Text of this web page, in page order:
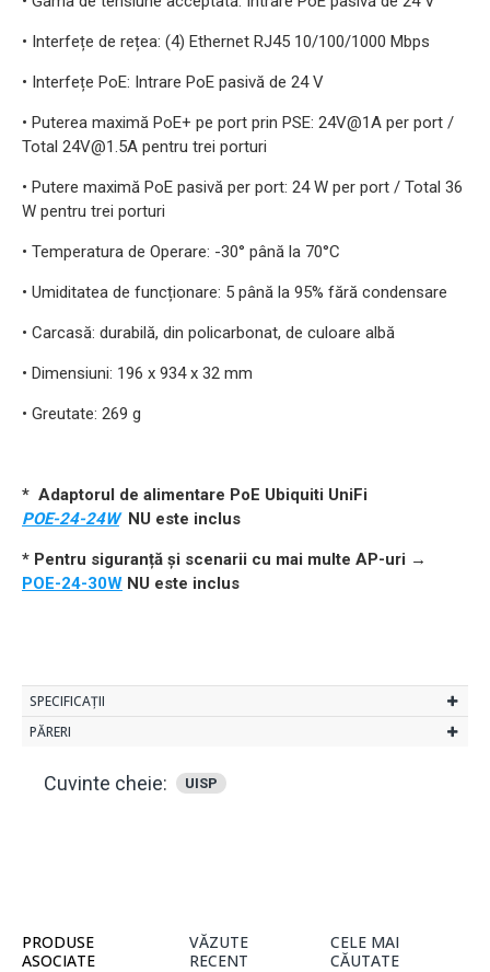
• Interfețe de rețea: (4) Ethernet RJ45 10/100/1000 Mbps
• Interfețe PoE: Intrare PoE pasivă de 24 V
• Puterea maximă PoE+ pe port prin PSE: 24V@1A per port /
Total 24V@1.5A pentru trei porturi
• Putere maximă PoE pasivă per port: 24 W per port / Total 36
W pentru trei porturi
• Temperatura de Operare: -30° până la 70°C
• Umiditatea de funcționare: 5 până la 95% fără condensare
• Carcasă: durabilă, din policarbonat, de culoare albă
• Dimensiuni: 196 x 934 x 32 mm
• Greutate: 269 g
* Adaptorul de alimentare PoE Ubiquiti UniFi
POE-24-24WNU este inclus
* Pentru siguranță și scenarii cu mai multe AP-uri →
POE-24-30W NU este inclus
SPECIFICAȚII
PĂRERI
Cuvinte cheie: UISP
PRODUSE
ASOCIATE
VĂZUTE
RECENT
CELE MAI
CĂUTATE